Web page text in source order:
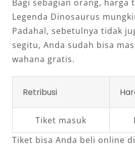
Bagi sebagian orang, harga
Legenda Dinosaurus
Padahal, sebetulnya tidak
segitu, Anda sudah bisa
wahana gratis.
Retribusi
Tiket masuk
Tiket bisa Anda beli online